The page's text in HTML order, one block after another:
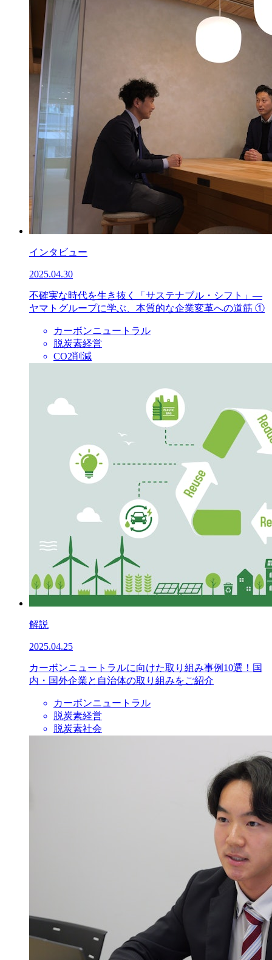
インタビュー
2025.04.30
不確実な時代を生き抜く「サステナブル・シフト」—
ヤマトグループに学ぶ、本質的な企業変革への道筋 ①
カーボンニュートラル
脱炭素経営
CO2削減
解説
2025.04.25
カーボンニュートラルに向けた取り組み事例10選！国
内・国外企業と自治体の取り組みをご紹介
カーボンニュートラル
脱炭素経営
脱炭素社会